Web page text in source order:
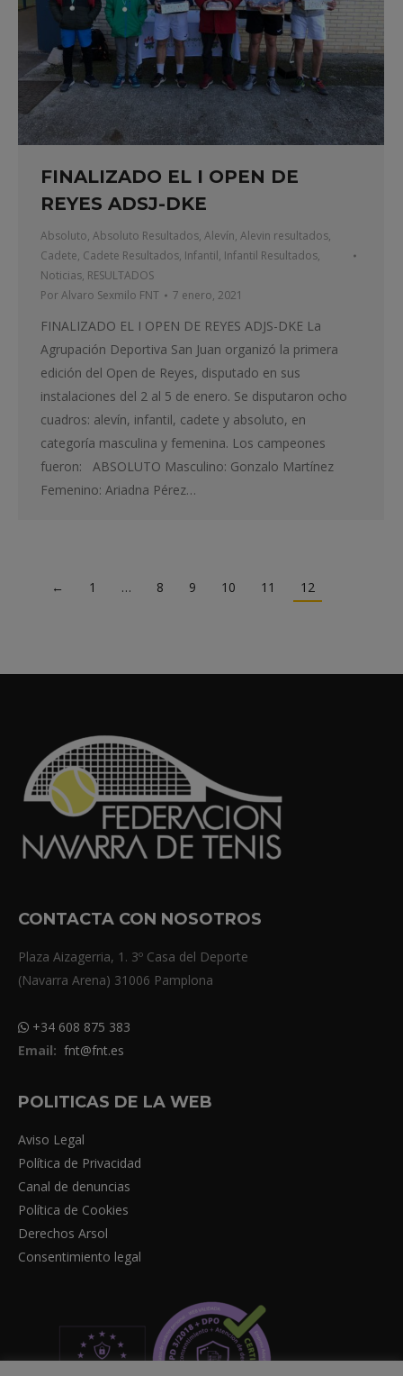
FINALIZADO EL I OPEN DE
REYES ADSJ-DKE
Absoluto, Absoluto Resultados, Alevín, Alevin resultados,
Cadete, Cadete Resultados, Infantil, Infantil Resultados,
Noticias, RESULTADOS
PorAlvaro Sexmilo FNT 7 enero, 2021
FINALIZADO EL I OPEN DE REYES ADJS-DKE La
Agrupación Deportiva San Juan organizó la primera
edición del Open de Reyes, disputado en sus
instalaciones del 2 al 5 de enero. Se disputaron ocho
cuadros: alevín, infantil, cadete y absoluto, en
categoría masculina y femenina. Los campeones
fueron: ABSOLUTO Masculino: Gonzalo Martínez
Femenino: Ariadna Pérez…
← 1 … 8 9 10 11 12
CONTACTA CON NOSOTROS
Plaza Aizagerria, 1. 3º Casa del Deporte
(Navarra Arena) 31006 Pamplona
+34 608 875 383
Email: fnt@fnt.es
POLITICAS DE LA WEB
Aviso Legal
Política de Privacidad
Canal de denuncias
Política de Cookies
Derechos Arsol
Consentimiento legal